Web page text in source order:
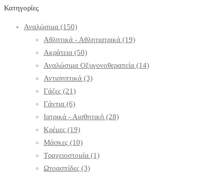
Κατηγορίες
Αναλώσιμα (150)
Αθλητικά - Αθλητιατρικά (19)
Ακράτεια (50)
Αναλώσιμα Οξυγονοθεραπεία (14)
Αντισηπτικά (3)
Γάζες (21)
Γάντια (6)
Ιατρικά - Αισθητική (28)
Κρέμες (19)
Μάσκες (10)
Τραχειοστομία (1)
Ωτοασπίδες (3)